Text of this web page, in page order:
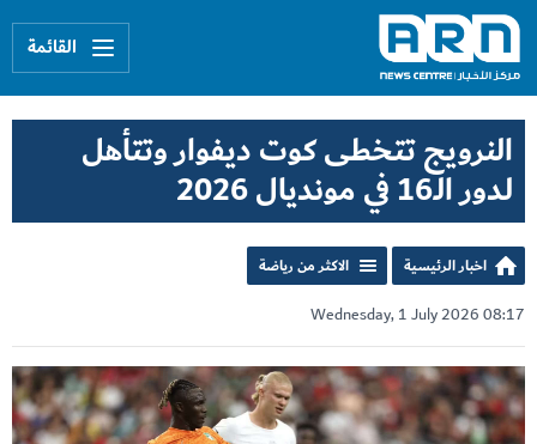
القائمة
النرويج تتخطى كوت ديفوار وتتأهل
لدور الـ16 في مونديال 2026
اخبار الرئيسية
الاكثر من رياضة
Wednesday, 1 July 2026 08:17